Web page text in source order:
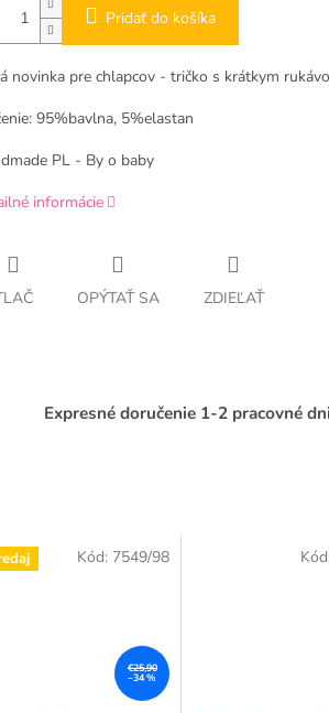
Pridať do košíka
novinka pre chlapcov - tričko s krátkym
95%bavlna, 5%elastan
PL - By o baby
informácie
OPÝTAŤ SA ZDIEĽAŤ
Expresné doručenie 1-2 pracovné dni
€25,90
–34 %
Kód: 7549/98